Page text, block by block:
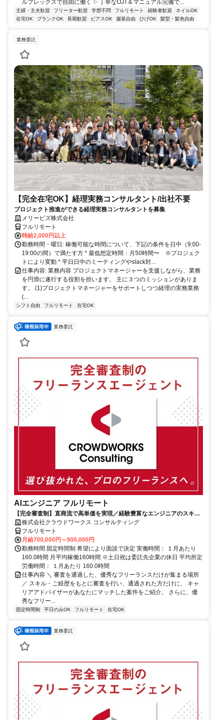
ルフレックスで自由に働く ✨ 丁寧なOJT＆マニュアル完備で...
主婦・主夫歓迎 フリーター歓迎 学歴不問 フルリモート 経験者歓迎
ネイルOK
在宅OK
ブランクOK 長期歓迎 ピアスOK 服装自由 ひげOK 髪型・髪色自由
業務委託
【完全在宅OK】経理実務コンサルタント/出社不要
プロジェクト推進ができる経理実務コンサルタントを募集
メリービズ株式会社
フルリモート
時給2,000円以上
勤務時間・曜日: 稼働可能な時間について、下記の条件を日中（9:00-
19:00の間）で満たす方 * 最低想定時間：月50時間〜 ※プロジェク
トにより変動 * 平日日中のミーティングやslack対...
仕事内容: 業務内容 プロジェクトマネージャーを支援しながら、業務
を円滑に遂行する役割を担います。 主に３つのミッションがありま
す。 (1)プロジェクトマネージャーをサポートしつつ経理の実務業務
(...
シフト自由 フルリモート 在宅OK
業務委託
AIエンジニア フルリモート
【完全審査制】直商流で高単価を実現／経験豊富なエンジニアのスキル
に合致した案件を多数保有
株式会社クラウドワークス コンサルティング
フルリモート
月給700,000円～900,000円
勤務時間 固定時間制 希望により面談で決定 実働時間： １月あたり
160.0時間 月平均稼働160時間 ※土日祝は委託先企業の休日 平均所定
労働時間： １月あたり 160.0時間
仕事内容 ＼ 審査を通過した、優秀なフリーランスだけが集まる場所
／ スキル・ご経歴をもとに審査を行い、通過された方だけに、 キャ
リアアドバイザーがあなたにマッチした案件をご紹介。 さらに、優
秀なフリー...
固定時間制 平日のみOK フルリモート 在宅OK
業務委託